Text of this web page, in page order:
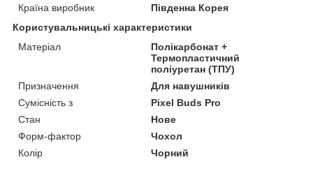
Країна виробник
Південна Корея
Користувальницькі характеристики
Матеріал
Полікарбонат +
Термопластичний
поліуретан (ТПУ)
Призначення
Для навушників
Сумісність з
Pixel Buds Pro
Стан
Нове
Форм-фактор
Чохол
Колір
Чорний